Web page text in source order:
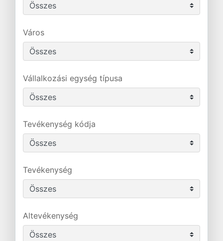
Város
Vállalkozási egység típusa
Tevékenység kódja
Tevékenység
Altevékenység